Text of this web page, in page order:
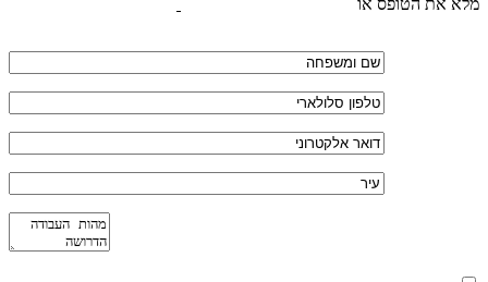
מלא את הטופס או